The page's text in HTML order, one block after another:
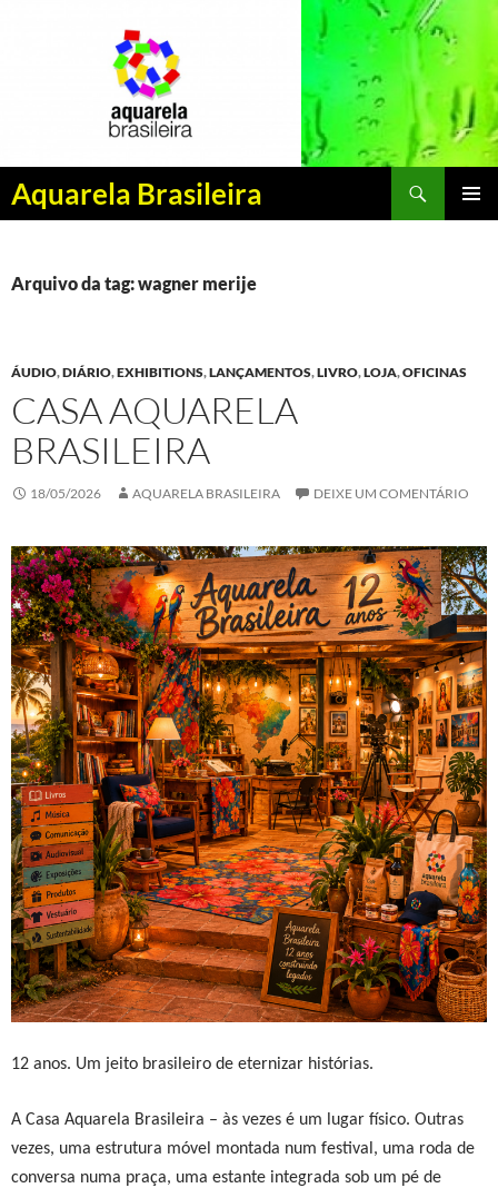
Aquarela Brasileira
Pesquisar
PULAR
CONTEÚDO
Arquivo da tag: wagner merije
ÁUDIO,DIÁRIO,EXHIBITIONS,LANÇAMENTOS,LIVRO,LOJA,OFICINAS
CASA AQUARELA
BRASILEIRA
18/05/2026 AQUARELA BRASILEIRA DEIXE UM COMENTÁRIO
12 anos. Um jeito brasileiro de eternizar histórias.
A Casa Aquarela Brasileira – às vezes é um lugar físico. Outras
vezes, uma estrutura móvel montada num festival, uma roda de
conversa numa praça, uma estante integrada sob um pé de